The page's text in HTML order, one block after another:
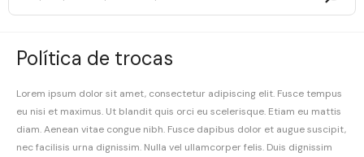
Política de trocas
Lorem ipsum dolor sit amet, consectetur adipiscing elit. Fusce tempus
eu nisi et maximus. Ut blandit quis orci eu scelerisque. Etiam eu mattis
diam. Aenean vitae congue nibh. Fusce dapibus dolor et augue suscipit,
nec facilisis urna dignissim. Nulla vel ullamcorper felis. Duis dignissim